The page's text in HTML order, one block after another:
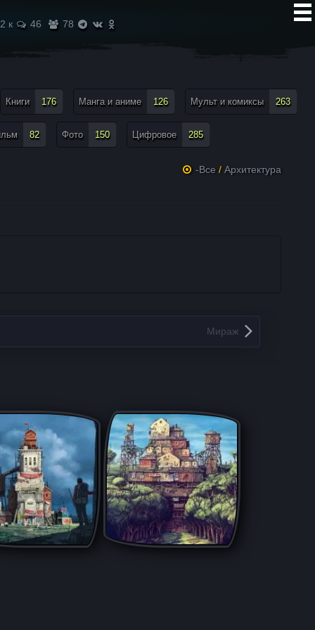
2 к 46 78
Книги 176 Манга и аниме 126 Мульт и комиксы 263
82 Фото 150 Цифровое 285
-Все / Архитектура
Мираж